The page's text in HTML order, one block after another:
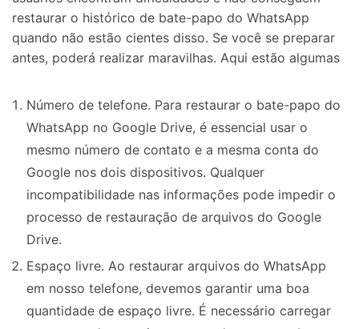
restaurar o histórico de bate-papo do WhatsApp
quando não estão cientes disso. Se você se preparar
antes, poderá realizar maravilhas. Aqui estão algumas
Número de telefone. Para restaurar o bate-papo do
WhatsApp no Google Drive, é essencial usar o
mesmo número de contato e a mesma conta do
Google nos dois dispositivos. Qualquer
incompatibilidade nas informações pode impedir o
processo de restauração de arquivos do Google
Drive.
Espaço livre. Ao restaurar arquivos do WhatsApp
em nosso telefone, devemos garantir uma boa
quantidade de espaço livre. É necessário carregar